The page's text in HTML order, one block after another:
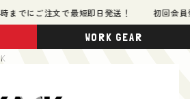
でにご注文で最短即日発送！ 初回会員
WORK GEAR